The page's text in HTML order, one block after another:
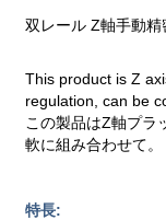
双レール Z軸手動
This product is Z
regulation, can be
この製品はZ軸プラ
軟に組み合わせて。
特長: